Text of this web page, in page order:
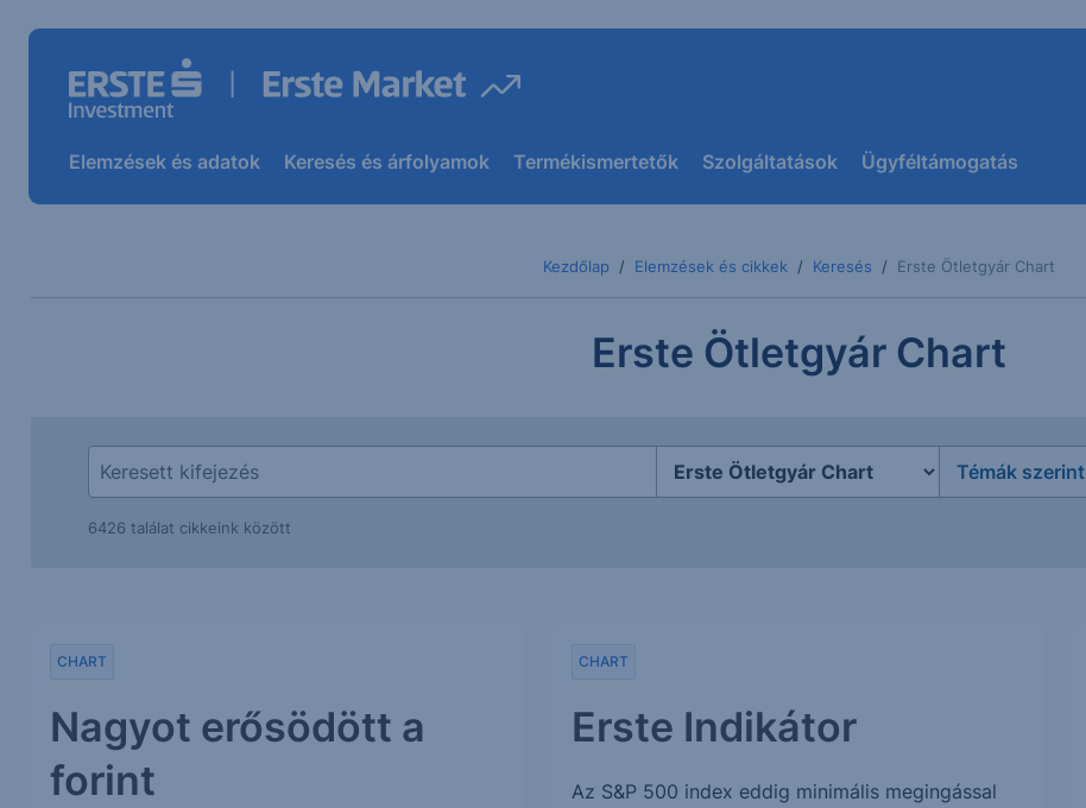
Elemzések és adatok Keresés és árfolyamok Termékismertetők Szolgáltatások Ügyféltámogatás
Kezdőlap Elemzések és cikkek Keresés Erste Ötletgyár Chart
Erste Ötletgyár Chart
Témák szerint
6426 találat cikkeink között
Nagyot erősödött a
forint
CHART
Erste Indikátor
CHART
Az S&P 500 index eddig minimális megingással